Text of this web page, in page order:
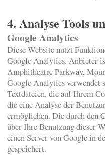
4. Analyse Tools
Google Analytics
Diese Website nutzt
Google Analytics. Anbieter
Amphitheatre Parkway,
Google Analytics verwendet
Textdateien, die auf Ihrem
die eine Analyse der
ermöglichen. Die durch den
über Ihre Benutzung dieser
einen Server von Google in
gespeichert.